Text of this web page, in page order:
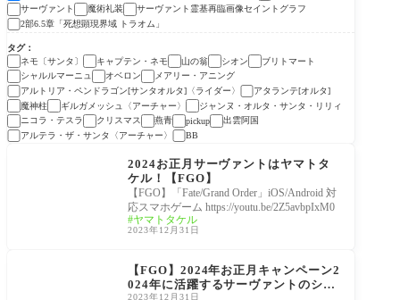
サーヴァント
魔術礼装
サーヴァント霊基再臨画像セイントグラフ
2部6.5章「死想顕現界域 トラオム」
タグ
ネモ〔サンタ〕
キャプテン・ネモ 山の翁 シオン
ブリトマート
シャルルマーニュ
オベロン
メアリー・アニング
アルトリア・ペンドラゴン[サンタオルタ]〈ライダー〉
アタランテ[オルタ]
魔神柱
ギルガメッシュ〈アーチャー〉
ジャンヌ・オルタ・サンタ・リリィ
ニコラ・テスラ
クリスマス 燕青 pickup
出雲阿国
アルテラ・ザ・サンタ〈アーチャー〉
BB
雪原のメリー･クリスマ
2024お正月サーヴァントはヤマトタ
ケル！【FGO】
【FGO】「Fate/Grand Order」iOS/Android 対
応スマホゲーム https://youtu.be/2Z5avbpIxM0
ヤマトタケル
2023年12月31日
【FGO】2024年お正月キャンペーン2
024年に活躍するサーヴァントのシル
2023年12月31日